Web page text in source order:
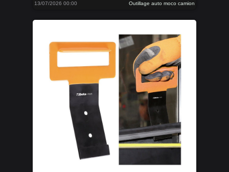
13/07/2026 00:00 Outillage auto moco camion